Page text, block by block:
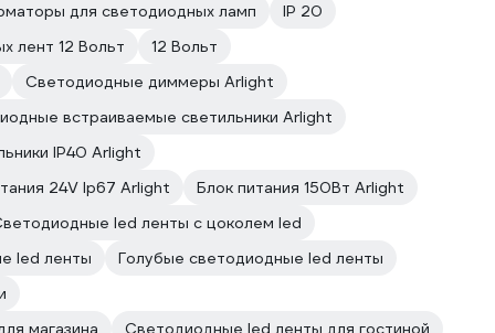
для светодиодных ламп
IP 20
лент 12 Вольт
12 Вольт
Светодиодные диммеры Arlight
встраиваемые светильники Arlight
IP40 Arlight
24V Ip67 Arlight
Блок питания 150Вт Arlight
led ленты с цоколем led
led ленты
Голубые светодиодные led ленты
магазина
Светодиодные led ленты для гостиной